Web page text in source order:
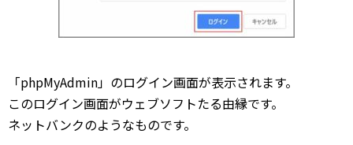
「phpMyAdmin」のログイン画面が表示されます。
このログイン画面がウェブソフトたる由縁です。
ネットバンクのようなものです。